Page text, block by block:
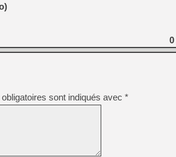
[GK] Oubliez Crazy Taxi,
[LS] [Switch] NSZ 5.0.0 0
sont indiqués avec *